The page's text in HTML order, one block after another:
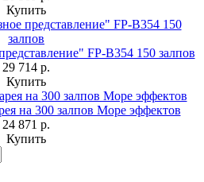
Купить
FP-B354 150 залпов
29 714 р.
Купить
на 300 залпов Море эффектов
24 871 р.
Купить